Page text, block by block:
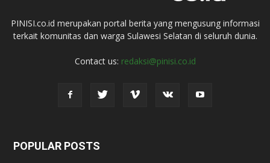
PINISI.co.id merupakan portal berita yang mengusung informasi
terkait komunitas dan warga Sulawesi Selatan di seluruh dunia.
Contact us: redaksi@pinisi.co.id
POPULAR POSTS